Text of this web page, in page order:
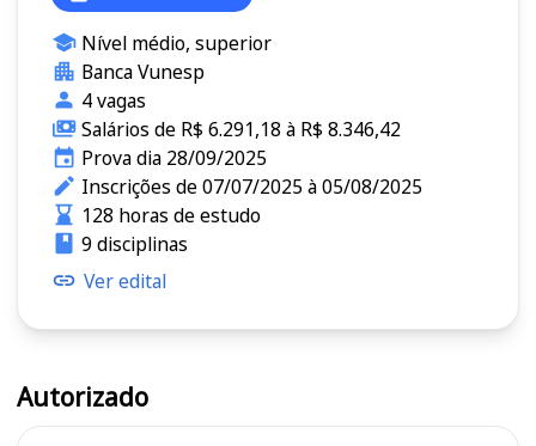
Nível médio, superior
Banca Vunesp
4 vagas
Salários de R$ 6.291,18 à R$ 8.346,42
Prova dia 28/09/2025
Inscrições de 07/07/2025 à 05/08/2025
128 horas de estudo
9 disciplinas
Ver edital
Autorizado